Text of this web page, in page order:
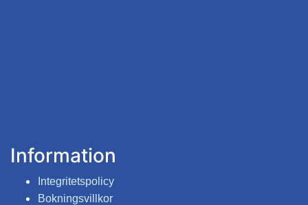
Information
Integritetspolicy
Bokningsvillkor